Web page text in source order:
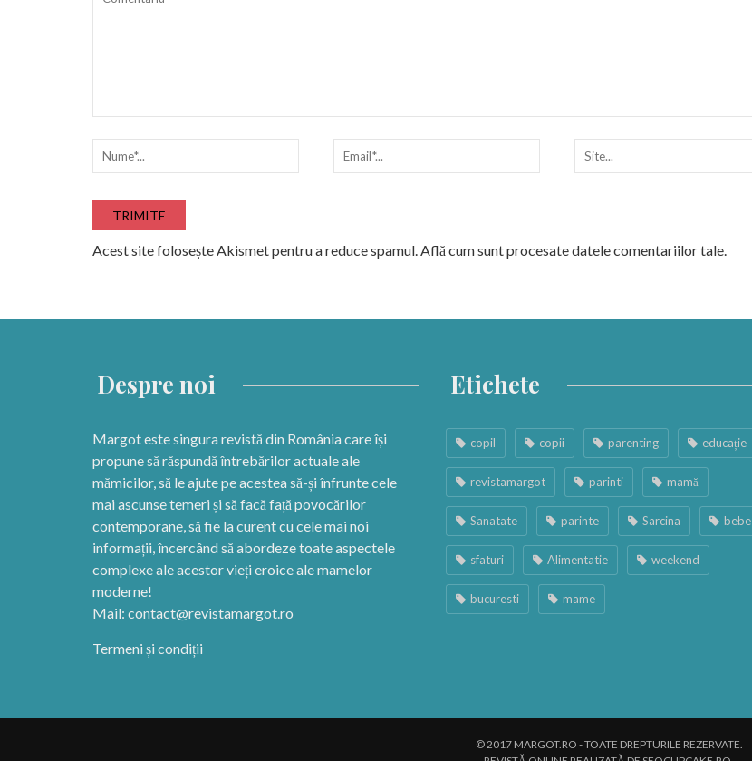
Acest site folosește Akismet pentru a reduce spamul. Află cum sunt procesate datele comentariilor tale
Despre noi
Margot este singura revistă din România care își
propune să răspundă întrebărilor actuale ale
mămicilor, să le ajute pe acestea să-și înfrunte cele
mai ascunse temeri și să facă față povocărilor
contemporane, să fie la curent cu cele mai noi
informații, încercând să abordeze toate aspectele
complexe ale acestor vieți eroice ale mamelor
moderne!
Mail: contact@revistamargot.ro
Termeni și condiții
Etichete
copil copii parenting educație
revistamargot parinti mamă
Sanatate parinte Sarcina bebe
sfaturi Alimentatie weekend
bucuresti mame
© 2017 MARGOT.RO - TOATE DREPTURILE REZERVATE.